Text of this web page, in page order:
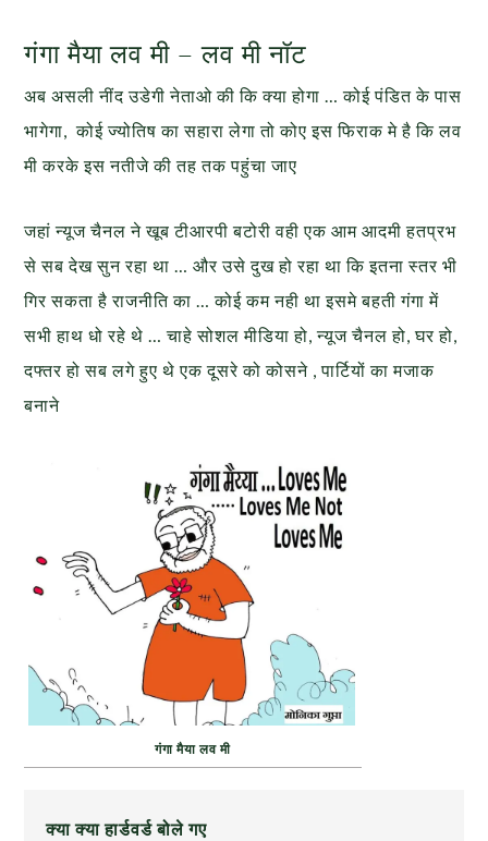
गंगा मैया लव मी – लव मी नॉट
अब असली नींद उडेगी नेताओ की कि क्या होगा … कोई पंडित के पास
भागेगा, कोई ज्योतिष का सहारा लेगा तो कोए इस फिराक मे है कि लव
मी करके इस नतीजे की तह तक पहुंचा जाए
जहां न्यूज चैनल ने खूब टीआरपी बटोरी वही एक आम आदमी हतप्रभ
से सब देख सुन रहा था … और उसे दुख हो रहा था कि इतना स्तर भी
गिर सकता है राजनीति का … कोई कम नही था इसमे बहती गंगा में
सभी हाथ धो रहे थे … चाहे सोशल मीडिया हो, न्यूज चैनल हो, घर हो,
दफ्तर हो सब लगे हुए थे एक दूसरे को कोसने , पार्टियों का मजाक
बनाने
गंगा मैया लव मी
क्या क्या हार्डवर्ड बोले गए